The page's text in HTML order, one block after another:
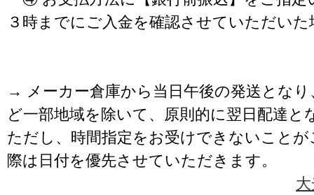
３時までにご入金を確認させていただいた
→ メーカー倉庫から当日午後の発送となり
ど一部地域を除いて、原則的に翌日配達と
ただし、時間指定をお受けできないこと
際は日付を優先させていただきます。